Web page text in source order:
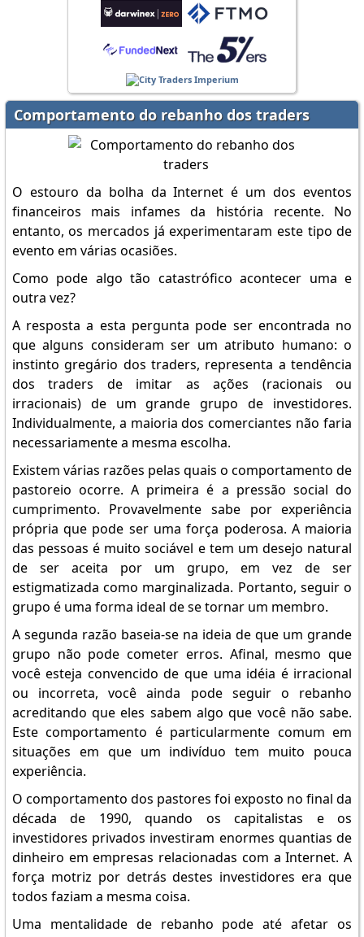
Comportamento do rebanho dos traders
O estouro da bolha da Internet é um dos eventos
financeiros mais infames da história recente. No
entanto, os mercados já experimentaram este tipo de
evento em várias ocasiões.
Como pode algo tão catastrófico acontecer uma e
outra vez?
A resposta a esta pergunta pode ser encontrada no
que alguns consideram ser um atributo humano: o
instinto gregário dos traders, representa a tendência
dos traders de imitar as ações (racionais ou
irracionais) de um grande grupo de investidores.
Individualmente, a maioria dos comerciantes não faria
necessariamente a mesma escolha.
Existem várias razões pelas quais o comportamento de
pastoreio ocorre. A primeira é a pressão social do
cumprimento. Provavelmente sabe por experiência
própria que pode ser uma força poderosa. A maioria
das pessoas é muito sociável e tem um desejo natural
de ser aceita por um grupo, em vez de ser
estigmatizada como marginalizada. Portanto, seguir o
grupo é uma forma ideal de se tornar um membro.
A segunda razão baseia-se na ideia de que um grande
grupo não pode cometer erros. Afinal, mesmo que
você esteja convencido de que uma idéia é irracional
ou incorreta, você ainda pode seguir o rebanho
acreditando que eles sabem algo que você não sabe.
Este comportamento é particularmente comum em
situações em que um indivíduo tem muito pouca
experiência.
O comportamento dos pastores foi exposto no final da
década de 1990, quando os capitalistas e os
investidores privados investiram enormes quantias de
dinheiro em empresas relacionadas com a Internet. A
força motriz por detrás destes investidores era que
todos faziam a mesma coisa.
Uma mentalidade de rebanho pode até afetar os